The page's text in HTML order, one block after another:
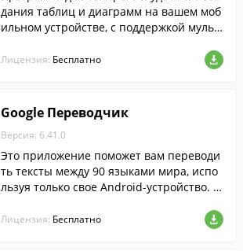
дания таблиц и диаграмм на вашем моб
ильном устройстве, с поддержкой мульт
Лицензия: Бесплатно
Google Переводчик
Версия: 6.41.0
Это приложение поможет вам переводи
ть тексты между 90 языками мира, испо
льзуя только свое Android-устройство. В
Лицензия: Бесплатно